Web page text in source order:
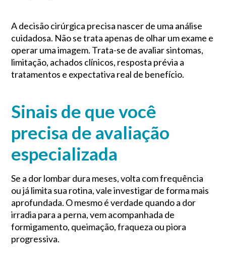
A decisão cirúrgica precisa nascer de uma análise
cuidadosa. Não se trata apenas de olhar um exame e
operar uma imagem. Trata-se de avaliar sintomas,
limitação, achados clínicos, resposta prévia a
tratamentos e expectativa real de benefício.
Sinais de que você
precisa de avaliação
especializada
Se a dor lombar dura meses, volta com frequência
ou já limita sua rotina, vale investigar de forma mais
aprofundada. O mesmo é verdade quando a dor
irradia para a perna, vem acompanhada de
formigamento, queimação, fraqueza ou piora
progressiva.